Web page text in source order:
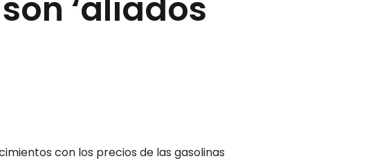
‘aliados
con los precios de las gasolinas